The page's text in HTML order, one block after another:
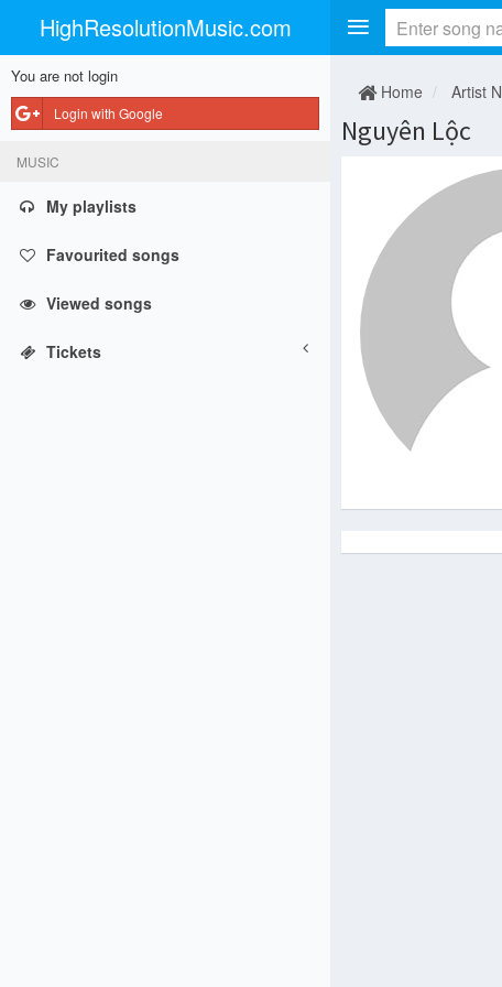
HighResolutionMusic.com
You are not login
Login with Google
MUSIC
My playlists
Favourited songs
Viewed songs
Tickets
Home Artist N
Nguyên Lộc